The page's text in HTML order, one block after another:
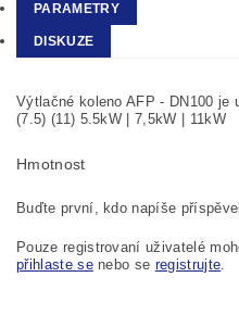
PARAMETRY
DISKUZE
Výtlačné koleno AFP - DN100 je
(7.5) (11) 5.5kW | 7,5kW | 11kW
Hmotnost
Buďte první, kdo napíše
Pouze registrovaní uživatelé
přihlaste senebo se registrujte.